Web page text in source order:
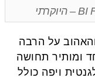
על הרבה
ומותיר תחושה
ויפה כולל